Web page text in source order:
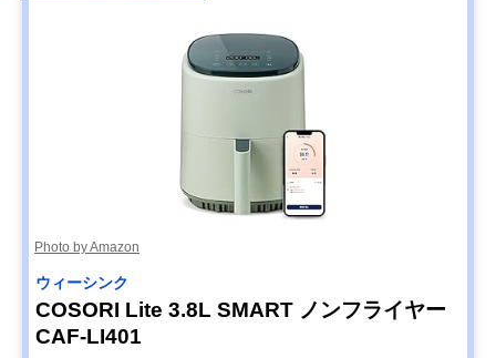
Photo by Amazon
ウィーシンク
COSORI Lite 3.8L SMART ノンフライヤー
CAF-LI401